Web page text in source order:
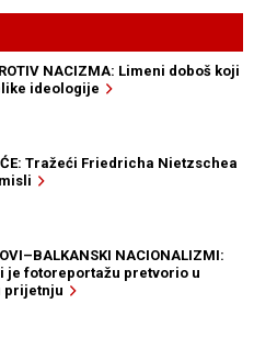
NACIZMA: Limeni doboš koji
ideologije
Tražeći Friedricha Nietzschea
NACIONALIZMI:
je fotoreportažu pretvorio u
prijetnju